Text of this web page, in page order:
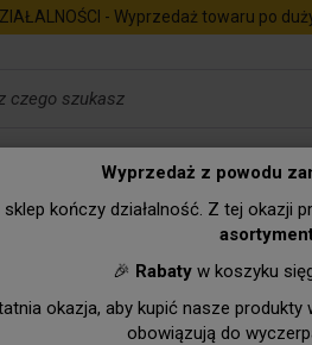
Wyprzedaż z powodu
sklep kończy działalność. Z tej okazji
🎉 Rabatyw koszyku
okazja, aby kupić nasze
obowiązują do
- Wyprzedaż towaru po
Dyplom - Dzień Kobiet (kwiaty)
Zawody